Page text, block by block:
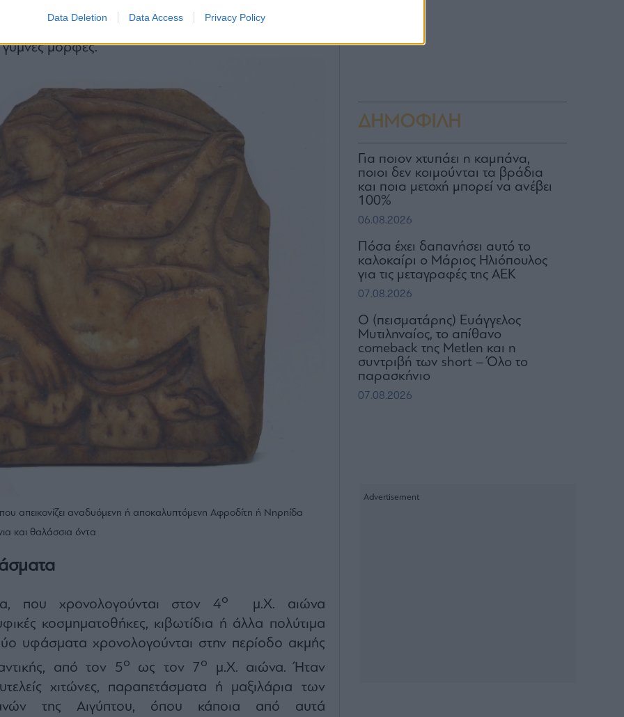
Data Deletion Data Access Privacy Policy
και δύο σπαράγματα κοπτικών υφασμάτων από την
μορφές.
που απεικονίζει αναδυόμενη ή αποκαλυπτόμενη Αφροδίτη ή Νηρηίδα
και θαλάσσια όντα
που χρονολογούνται στον 4ο
μ.Χ. αιώνα
κοσμηματοθήκες, κιβωτίδια ή άλλα πολύτιμα
υφάσματα χρονολογούνται στην περίοδο ακμής
από τον 5ο ως τον 7ο
μ.Χ. αιώνα. Ήταν
χιτώνες, παραπετάσματα ή μαξιλάρια των
της Αιγύπτου, όπου κάποια από αυτά
ΔΗΜΟΦΙΛΗ
Για ποιον χτυπάει η καμπάνα,
ποιοι δεν κοιμούνται τα βράδια
και ποια μετοχή μπορεί να ανέβει
100%
06.08.2026
Πόσα έχει δαπανήσει αυτό το
καλοκαίρι ο Μάριος Ηλιόπουλος
για τις μεταγραφές της ΑΕΚ
07.08.2026
Ο (πεισματάρης) Ευάγγελος
Μυτιληναίος, το απίθανο
comeback της Μetlen και η
συντριβή των short – Όλο το
παρασκήνιο
07.08.2026